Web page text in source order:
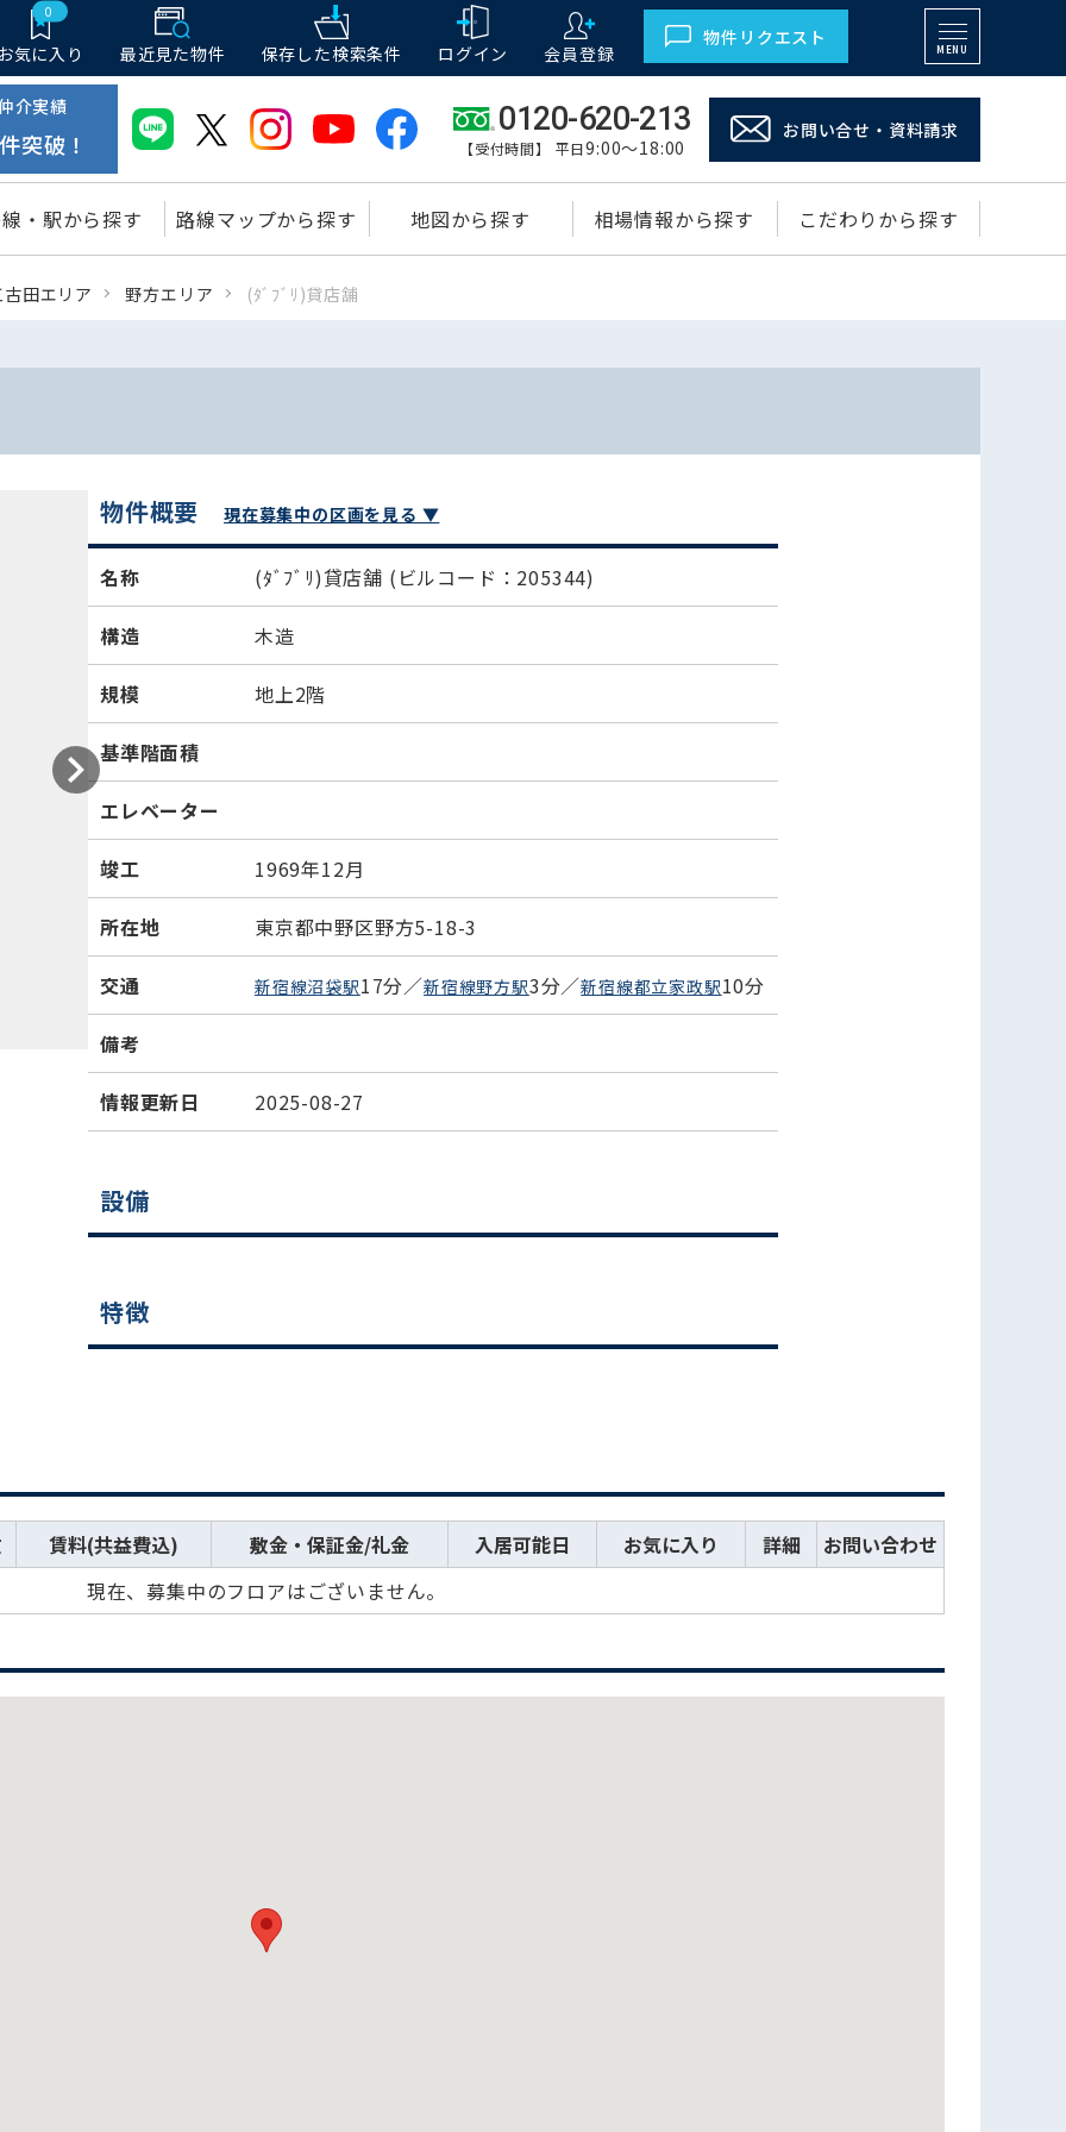
0
気に入り 最近見た物件 保存した検索条件 ログイン 会員登録
物件リクエスト
MENU
介実績
件突破！
0120-620-213
【受付時間】 平日9:00～18:00
お問い合せ・資料請求
・駅から探す 路線マップから探す 地図から探す 相場情報から探す こだわりから探す
田エリア 野方エリア (ﾀﾞﾌﾞﾘ)貸店舗
物件概要 現在募集中の区画を見る ▼
名称 (ﾀﾞﾌﾞﾘ)貸店舗 (ビルコード：205344)
構造 木造
規模 地上2階
基準階面積
エレベーター
竣工 1969年12月
所在地 東京都中野区野方5-18-3
交通 新宿線沼袋駅17分／新宿線野方駅3分／新宿線都立家政駅10分
備考
情報更新日 2025-08-27
設備
特徴
賃料(共益費込) 敷金・保証金/礼金 入居可能日 お気に入り 詳細
お問い合わせ
現在、募集中のフロアはございません。